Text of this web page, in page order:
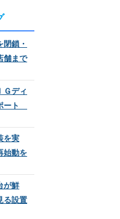
閉鎖・
舗まで
Ｇディ
ート
を実
始動を
が鮮
る設置